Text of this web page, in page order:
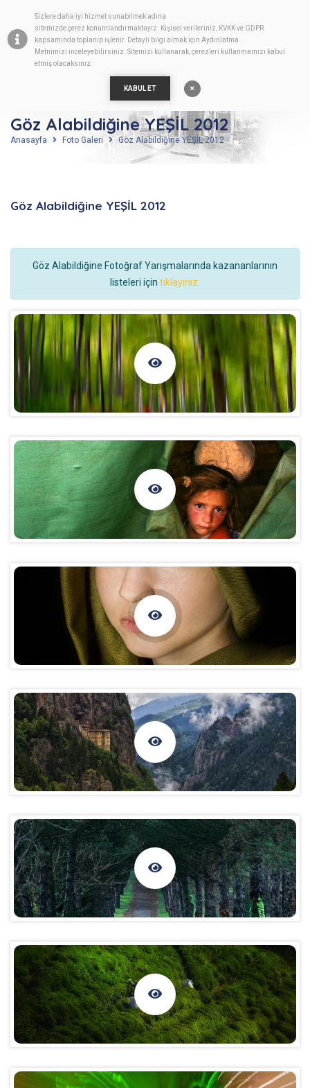
Sizlere daha iyi hizmet sunabilmek adına
sitemizdeçerez konumlandırmaktayız. Kişisel verileriniz, KVKK ve GDPR
kapsamında toplanıp işlenir. Detaylı bilgi almak için Aydınlatma
Metnimizi inceleyebilirsiniz. Sitemizi kullanarak, çerezleri kullanmamızı kabul
etmiş olacaksınız.
KABUL ET
Göz Alabildiğine YEŞİL 2012
Anasayfa Foto Galeri Göz Alabildiğine YEŞİL 2012
Göz Alabildiğine YEŞİL 2012
Göz Alabildiğine Fotoğraf Yarışmalarında kazananlarının
listeleri için tıklayınız.